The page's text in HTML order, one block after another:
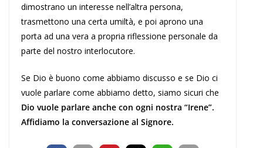
dimostrano un interesse nell’altra persona,
trasmettono una certa umiltà, e poi aprono una
porta ad una vera a propria riflessione personale da
parte del nostro interlocutore.
Se Dio è buono come abbiamo discusso e se Dio ci
vuole parlare come abbiamo detto, siamo sicuri che
Dio vuole parlare anche con ogni nostra “Irene”.
Affidiamo la conversazione al Signore.